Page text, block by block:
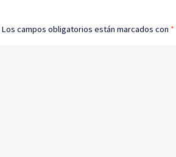
Los campos obligatorios están marcados con *